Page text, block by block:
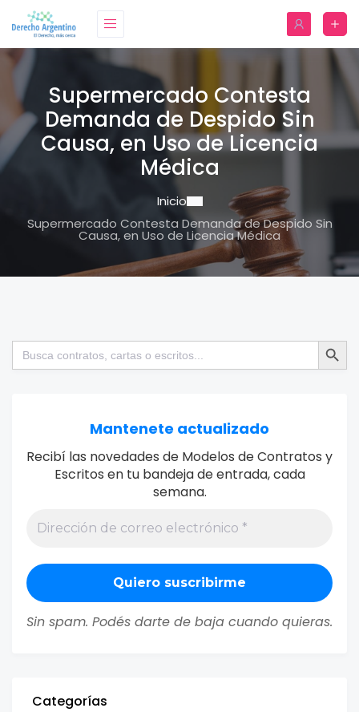
Supermercado Contesta
Demanda de Despido Sin
Causa, en Uso de Licencia
Médica
Inicio
Supermercado Contesta Demanda de Despido Sin
Causa, en Uso de Licencia Médica
Buscar: Botón de
Mantenete actualizado
Recibí las novedades de Modelos de Contratos y
Escritos en tu bandeja de entrada, cada
semana.
Sin spam. Podés darte de baja cuando quieras.
Categorías